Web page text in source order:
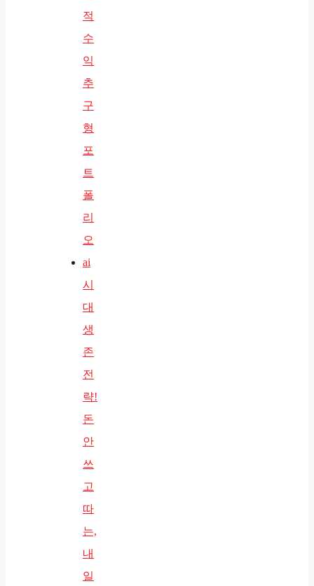
적
수
익
추
구
형
포
트
폴
리
오
ai
시
대
생
존
전
략!
돈
안
쓰
고
따
는,
내
일